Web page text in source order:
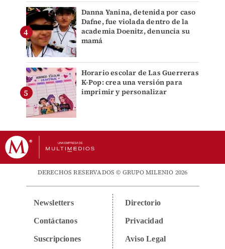
Danna Yanina, detenida por caso
Dafne, fue violada dentro de la
academia Doenitz, denuncia su
mamá
Horario escolar de Las Guerreras
K-Pop: crea una versión para
imprimir y personalizar
DERECHOS RESERVADOS © GRUPO MILENIO 2026
Newsletters
Contáctanos
Suscripciones
Directorio
Privacidad
Aviso Legal